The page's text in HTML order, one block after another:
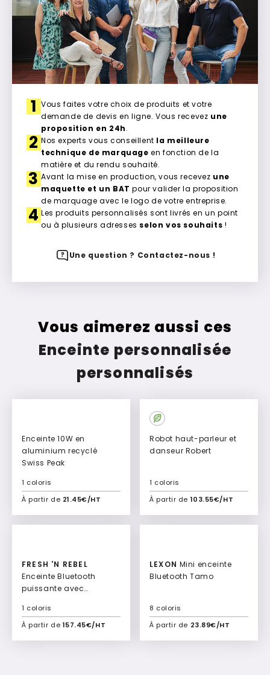
1 Vous faites votre choix de produits et votre
demande de devis en ligne. Vous recevez une
proposition en 24h.
2 Nos experts vous conseillent la meilleure
technique de marquage en fonction de la
matière et du rendu souhaité.
3 Avant la mise en production, vous recevez une
maquette et un BAT pour valider la proposition
de marquage avec le logo de votre entreprise.
4 Les produits personnalisés sont livrés en un point
ou à plusieurs adresses selon vos souhaits !
Une question ? Contactez-nous !
Vous aimerez aussi ces
Enceinte personnalisée
personnalisés
Enceinte 10W en
aluminium recyclé
Swiss Peak
À partir de 21.45€/HT
1 coloris
Ajouter à mon devis
Robot haut-parleur et
danseur Robert
À partir de 103.55€/HT
1 coloris
Ajouter à mon devis
FRESH 'N REBEL
Enceinte Bluetooth
puissante avec
d’autonomie Vibra
À partir de 157.45€/HT
1 coloris
Ajouter à mon devis
LEXON
Bluetooth Tamo
À partir de 23.89€/HT
8 coloris
Ajouter à mon devis